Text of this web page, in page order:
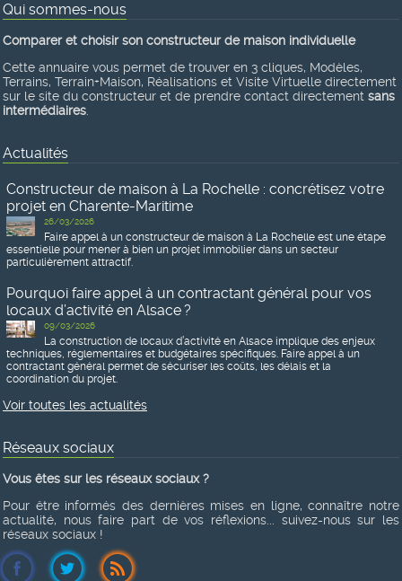
Qui sommes-nous
Comparer et choisir son constructeur de maison individuelle
Cette annuaire vous permet de trouver en 3 cliques, Modèles,
Terrains, Terrain+Maison, Réalisations et Visite Virtuelle directement
sur le site du constructeur et de prendre contact directement sans
intermédiaires
Actualités
Constructeur de maison à La Rochelle : concrétisez votre
projet en Charente-Maritime
26/03/2026
Faire appel à un constructeur de maison à La Rochelle est une étape
essentielle pour mener à bien un projet immobilier dans un secteur
particulièrement attractif.
Pourquoi faire appel à un contractant général pour vos
locaux d’activité en Alsace ?
09/03/2026
La construction de locaux d’activité en Alsace implique des enjeux
techniques, réglementaires et budgétaires spécifiques. Faire appel à un
contractant général permet de sécuriser les coûts, les délais et la
coordination du projet.
Voir toutes les actualités
Réseaux sociaux
Vous êtes sur les réseaux sociaux ?
Pour être informés des dernières mises en ligne, connaître notre
actualité, nous faire part de vos réflexions... suivez-nous sur les
réseaux sociaux !